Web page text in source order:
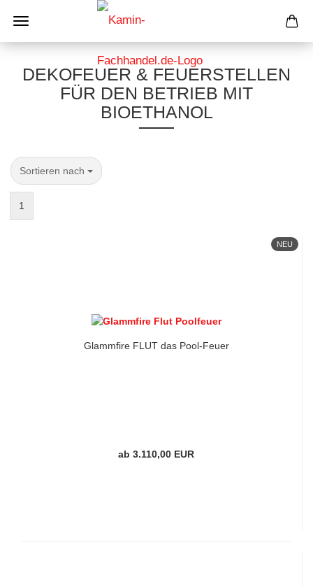
DEKOFEUER & FEUERSTELLEN
FÜR DEN BETRIEB MIT
BIOETHANOL
Sortieren nach
Sortieren nach
1
NEU
Glammfire FLUT das Pool-Feuer
ab 3.110,00 EUR